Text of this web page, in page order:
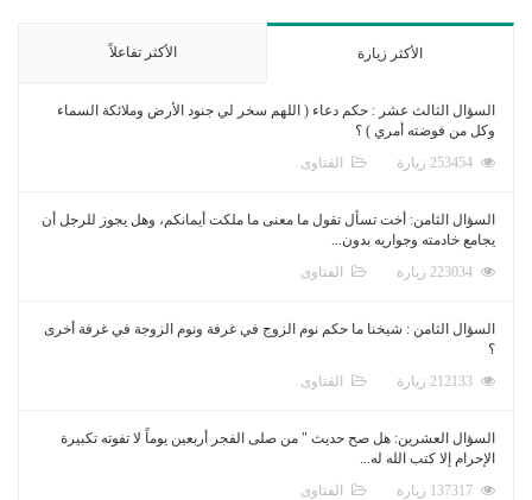
الأكثر زيارة الأكثر تفاعلاً
السؤال الثالث عشر : حكم دعاء ( اللهم سخر لي جنود الأرض وملائكة السماء
وكل من فوضته أمري ) ؟
الفتاوى
السؤال الثامن: أخت تسأل تقول ما معنى ما ملكت أيمانكم، وهل يجوز للرجل أن
يجامع خادمته وجواريه بدون...
الفتاوى
السؤال الثامن : شيخنا ما حكم نوم الزوج في غرفة ونوم الزوجة في غرفة أخرى
؟
الفتاوى
السؤال العشرين: هل صح حديث " من صلى الفجر أربعين يوماً لا تفوته تكبيرة
الإحرام إلا كتب الله له...
الفتاوى